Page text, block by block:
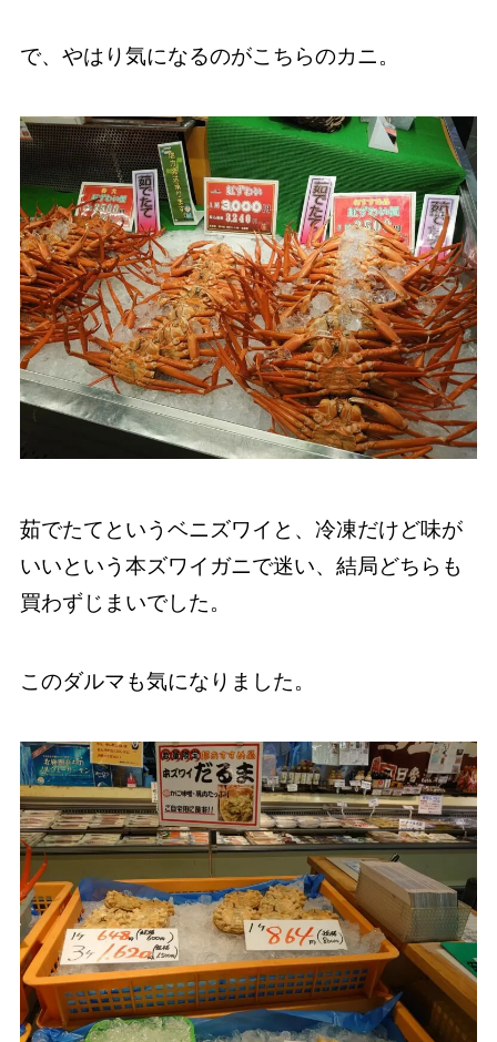
で、やはり気になるのがこちらのカニ。
茹でたてというベニズワイと、冷凍だけど味が
いいという本ズワイガニで迷い、結局どちらも
買わずじまいでした。
このダルマも気になりました。